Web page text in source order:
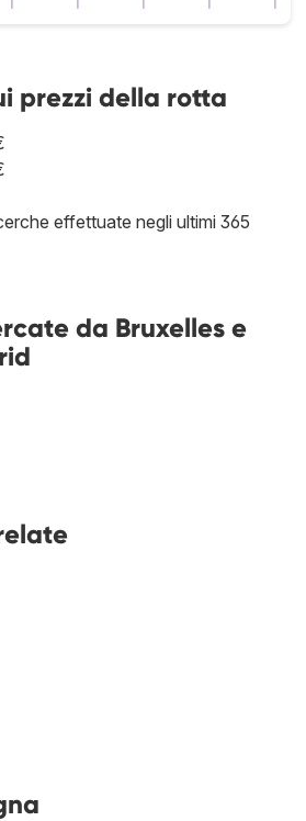
prezzi della rotta
effettuate negli ultimi 365
da Bruxelles e